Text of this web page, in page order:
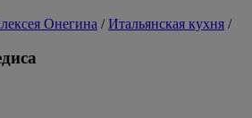
Онегина /Итальянская кухня /